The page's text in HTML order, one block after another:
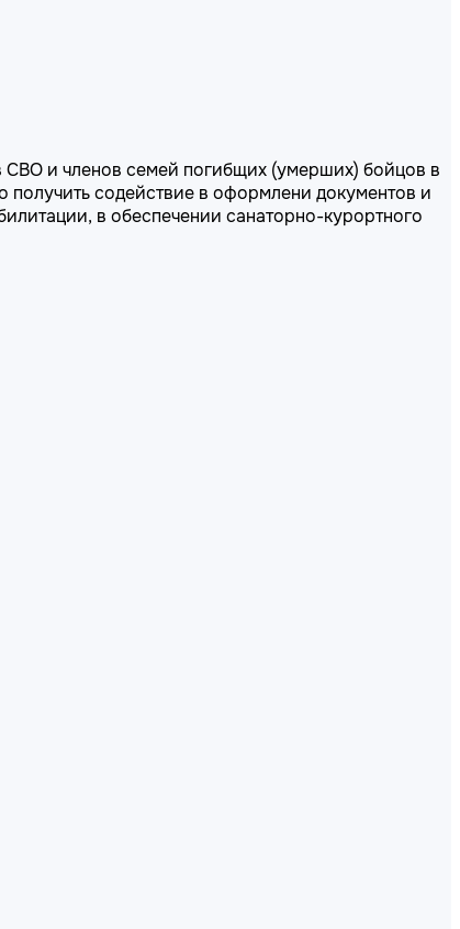
СВО и членов семей погибщих (умерших) бойцов в
содействие в оформлени документов и
в обеспечении санаторно-курортного